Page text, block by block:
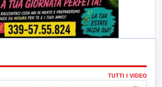
TUTTI I VIDEO